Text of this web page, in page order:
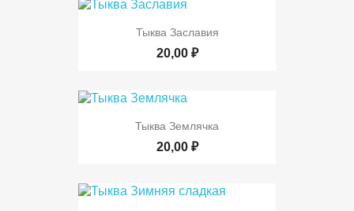
Тыква Заславия
20,00 ₽
Тыква Землячка
20,00 ₽